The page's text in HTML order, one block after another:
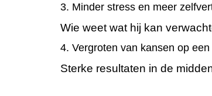
3. Minder stress en meer
Wie weet wat hij kan
4. Vergroten van kansen op
Sterke resultaten in de